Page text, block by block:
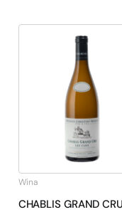
Wina
CHABLIS GRAND CRU